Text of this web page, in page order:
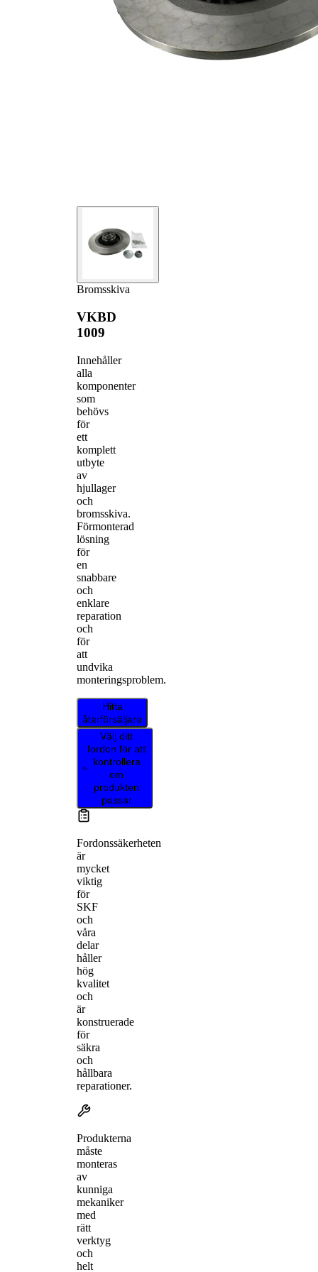
Bromsskiva
VKBD
1009
Innehåller
alla
komponenter
som
behövs
för
ett
komplett
utbyte
av
hjullager
och
bromsskiva.
Förmonterad
lösning
för
en
snabbare
och
enklare
reparation
och
för
att
undvika
monteringsproblem.
Hitta
återförsäljare
Välj ditt
fordon för att
kontrollera
om
produkten
passar
Fordonssäkerheten
är
mycket
viktig
för
SKF
och
våra
delar
håller
hög
kvalitet
och
är
konstruerade
för
säkra
och
hållbara
reparationer.
Produkterna
måste
monteras
av
kunniga
mekaniker
med
rätt
verktyg
och
helt
sensorring